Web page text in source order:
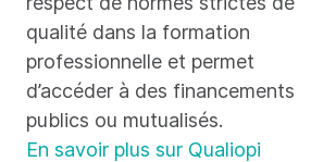
qualité dans la formation
professionnelle et permet
d’accéder à des financements
publics ou mutualisés.
En savoir plus sur Qualiopi